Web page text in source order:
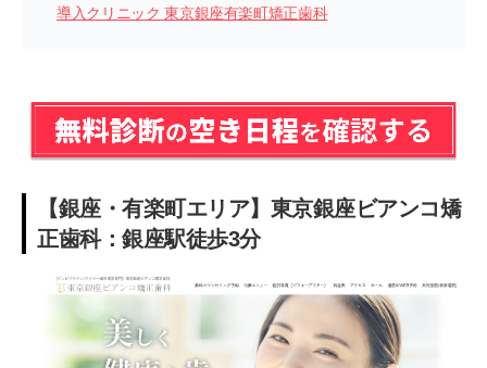
導入クリニック 東京銀座有楽町矯正歯科
【銀座・有楽町エリア】東京銀座ビアンコ矯
正歯科：銀座駅徒歩3分